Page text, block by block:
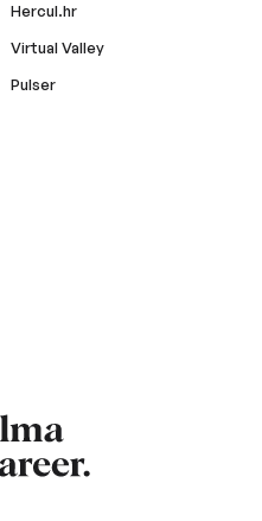
Hercul.hr
Virtual Valley
Pulser